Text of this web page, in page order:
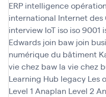
ERP intelligence
international Internet des
interview IoT iso iso 9001
Edwards join baw join
numérique du bâtiment
vie chez baw la vie chez
Learning Hub legacy Les
Level 1 Anaplan Level 2